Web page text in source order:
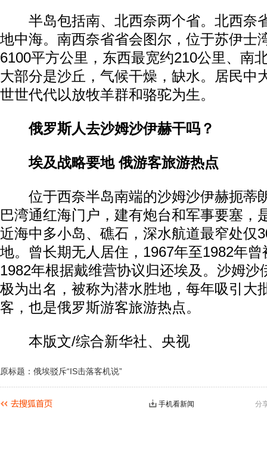
半岛包括南、北西奈两个省。北西奈
地中海。南西奈省省会图尔，位于苏伊士
6100平方公里，东西最宽约210公里、南
大部分是沙丘，气候干燥，缺水。居民中
世世代代以放牧羊群和骆驼为生。
俄罗斯人去沙姆沙伊赫干吗？
埃及战略要地 俄游客旅游热点
位于西奈半岛南端的沙姆沙伊赫扼蒂
巴湾通红海门户，建有炮台和军事要塞，
近海中多小岛、礁石，深水航道最窄处仅
地。曾长期无人居住，1967年至1982年
1982年根据戴维营协议归还埃及。沙姆沙
极为出名，被称为潜水胜地，每年吸引大
客，也是俄罗斯游客旅游热点。
本版文/综合新华社、央视
原标题：俄埃驳斥“IS击落客机说”
分
手机看新闻